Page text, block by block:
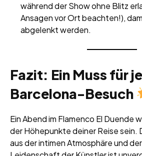
während der Show ohne Blitz
Ansagen vor Ort beachten!),
abgelenkt werden.
Fazit: Ein Muss für
Barcelona-Besuch
Ein Abend im Flamenco El Duende
der Höhepunkte deiner Reise sein.
aus der intimen Atmosphäre und